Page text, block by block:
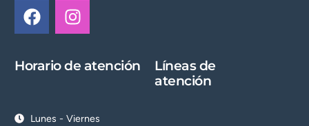
Horario de atención
Lunes - Viernes
Líneas de
atención